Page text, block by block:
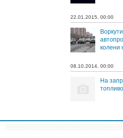
22.01.2015, 00:00
колени
08.10.2014, 00:00
На
топливо